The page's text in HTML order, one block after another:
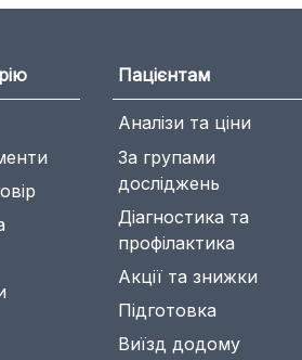
Пацієнтам
Аналізи та ціни
За групами
досліджень
Діагностика та
профілактика
Акції та знижки
Підготовка
Виїзд додому